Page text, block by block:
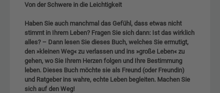
Von der Schwere in die Leichtigkeit
Haben Sie auch manchmal das Gefühl, dass etwas nicht
stimmt in Ihrem Leben? Fragen Sie sich dann: Ist das wirklich
alles? – Dann lesen Sie dieses Buch, welches Sie ermutigt,
den »kleinen Weg« zu verlassen und ins »große Leben« zu
gehen, wo Sie Ihrem Herzen folgen und Ihre Bestimmung
leben. Dieses Buch möchte sie als Freund (oder Freundin)
und Ratgeber ins wahre, echte Leben begleiten. Machen Sie
sich auf den Weg!